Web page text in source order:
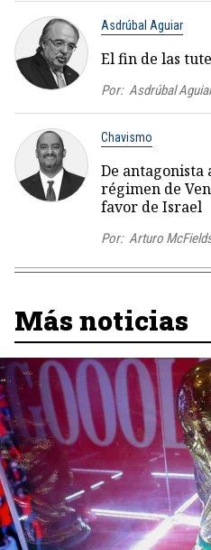
Asdrúbal Aguiar
El fin de las
Por: Asdrúbal
Chavismo
De antagonista
régimen de
favor de Israel
Por: Arturo
Más noticias